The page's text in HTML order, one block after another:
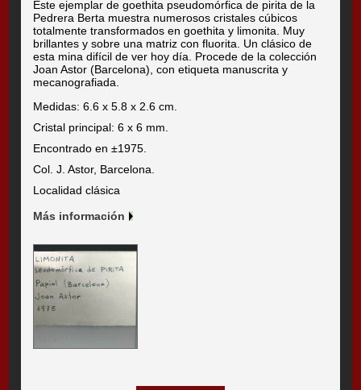
Este ejemplar de goethita pseudomórfica de pirita de la
Pedrera Berta muestra numerosos cristales cúbicos
totalmente transformados en goethita y limonita. Muy
brillantes y sobre una matriz con fluorita. Un clásico de
esta mina difícil de ver hoy día. Procede de la colección
Joan Astor (Barcelona), con etiqueta manuscrita y
mecanografiada.
Medidas: 6.6 x 5.8 x 2.6 cm.
Cristal principal: 6 x 6 mm.
Encontrado en ±1975.
Col. J. Astor, Barcelona.
Localidad clásica
Más información